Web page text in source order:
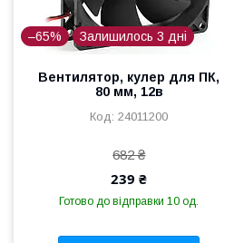
–65% Залишилось 3 дні
Вентилятор, кулер для ПК,
80 мм, 12в
24011200
682 ₴
239 ₴
Готово до відправки 10 од.